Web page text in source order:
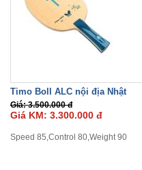
Timo Boll ALC nội địa Nhật
Giá: 3.500.000 đ
Giá KM: 3.300.000 đ
Speed 85,Control 80,Weight 90